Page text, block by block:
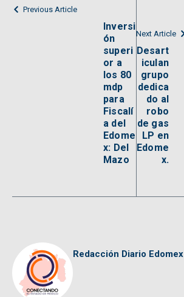
Previous Article
Inversi
ón
superi
or a
los 80
mdp
para
Fiscalí
a del
Edome
x: Del
Mazo
Next Article
Desart
iculan
grupo
dedica
do al
robo
de gas
LP en
Edome
x.
Redacción Diario Edomex